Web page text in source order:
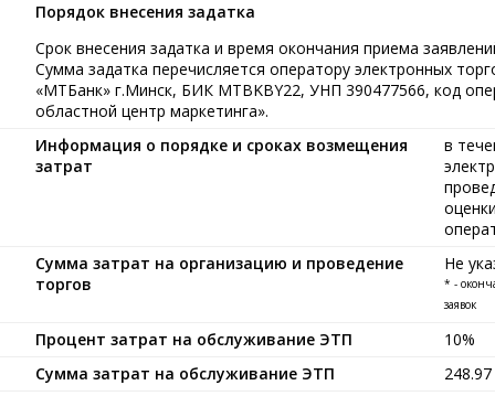
Порядок внесения задатка
Срок внесения задатка и время окончания приема
Сумма задатка перечисляется оператору электронных
«МТБанк» г.Минск, БИК MTBKBY22, УНП 390477566, код
областной центр маркетинга».
Информация о порядке и сроках возмещения
затрат
в
Сумма затрат на организацию и проведение
торгов
Не
* -
заявок
Процент затрат на обслуживание ЭТП
10%
Сумма затрат на обслуживание ЭТП